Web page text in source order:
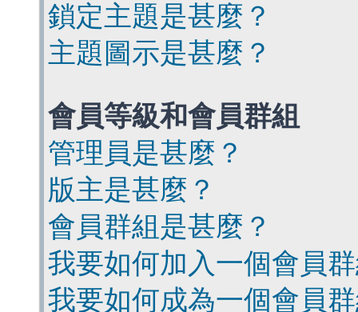
鎖定主題是甚麼？
主題圖示是甚麼？
會員等級和會員群組
管理員是甚麼？
版主是甚麼？
會員群組是甚麼？
我要如何加入一個會員
我要如何成為一個會員